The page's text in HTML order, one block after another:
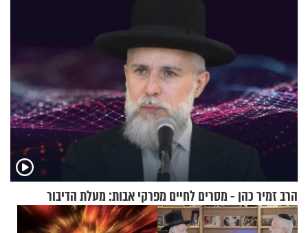
הרב זמיר כהן - מסרים לחיים מפרקי אבות: מעלת הדיבור